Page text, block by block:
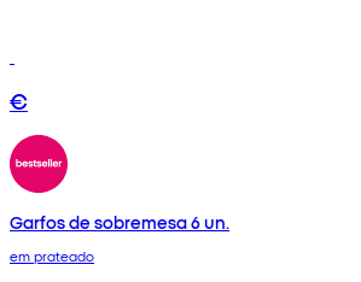
€
Garfos de sobremesa 6 un.
em prateado